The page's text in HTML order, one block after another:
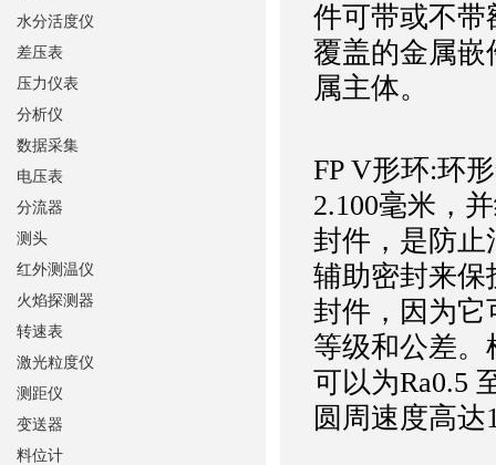
件可带或不带
覆盖的金属
属主体。
FP V形环:环
2.100毫米，
封件，是防止
辅助密封来
封件，因为它
等级和公差
可以为Ra0.5
圆周速度高达
水分活度仪
差压表
压力仪表
分析仪
数据采集
电压表
分流器
测头
红外测温仪
火焰探测器
转速表
激光粒度仪
测距仪
变送器
料位计